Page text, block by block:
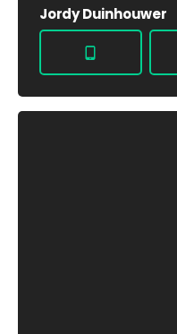
Jordy Duinhouwer